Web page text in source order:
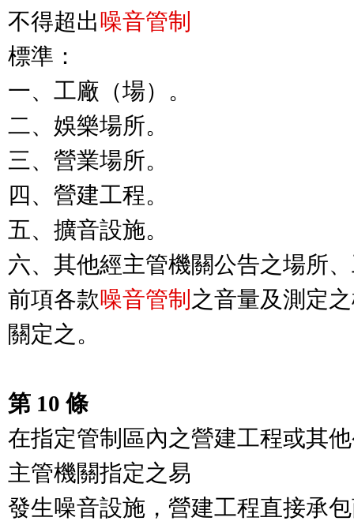
不得超出
標準：
一、工廠（場）。
二、娛樂場所。
三、營業場所。
四、營建工程。
五、擴音設施。
六、其他經主管機關公告之場所
前項各款噪音管制 之音量及測定
關定之。
第 10 條
在指定管制區內之營建工程或其
主管機關指定之易
發生噪音設施，營建工程直接承